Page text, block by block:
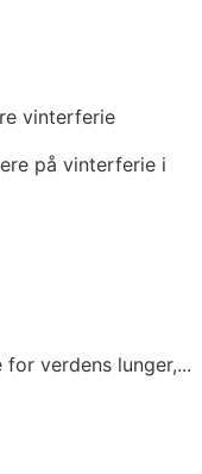
vinterferie
på vinterferie i
verdens lunger,...